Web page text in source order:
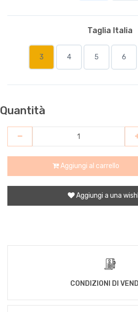
Taglia Italia
3 4 5 6
Quantità
Aggiungi al carrello
Aggiungi a una
CONDIZIONI DI